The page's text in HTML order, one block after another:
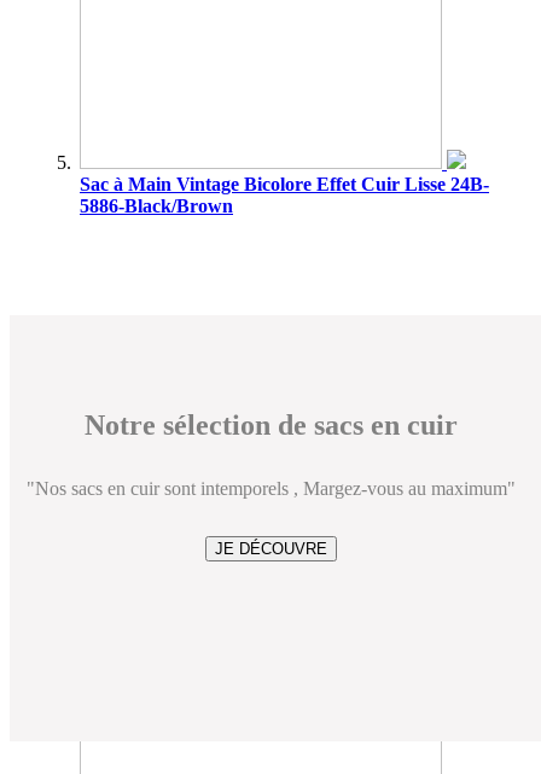
Sac à Main Vintage Bicolore Effet Cuir Lisse 24B-
5886-Black/Brown
Notre sélection de sacs en cuir
"Nos sacs en cuir sont intemporels , Margez-vous au maximum"
JE DÉCOUVRE